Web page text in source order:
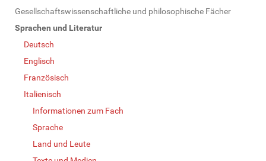
Gesellschaftswissenschaftliche und philosophische Fächer
Sprachen und Literatur
Deutsch
Englisch
Französisch
Italienisch
Informationen zum Fach
Sprache
Land und Leute